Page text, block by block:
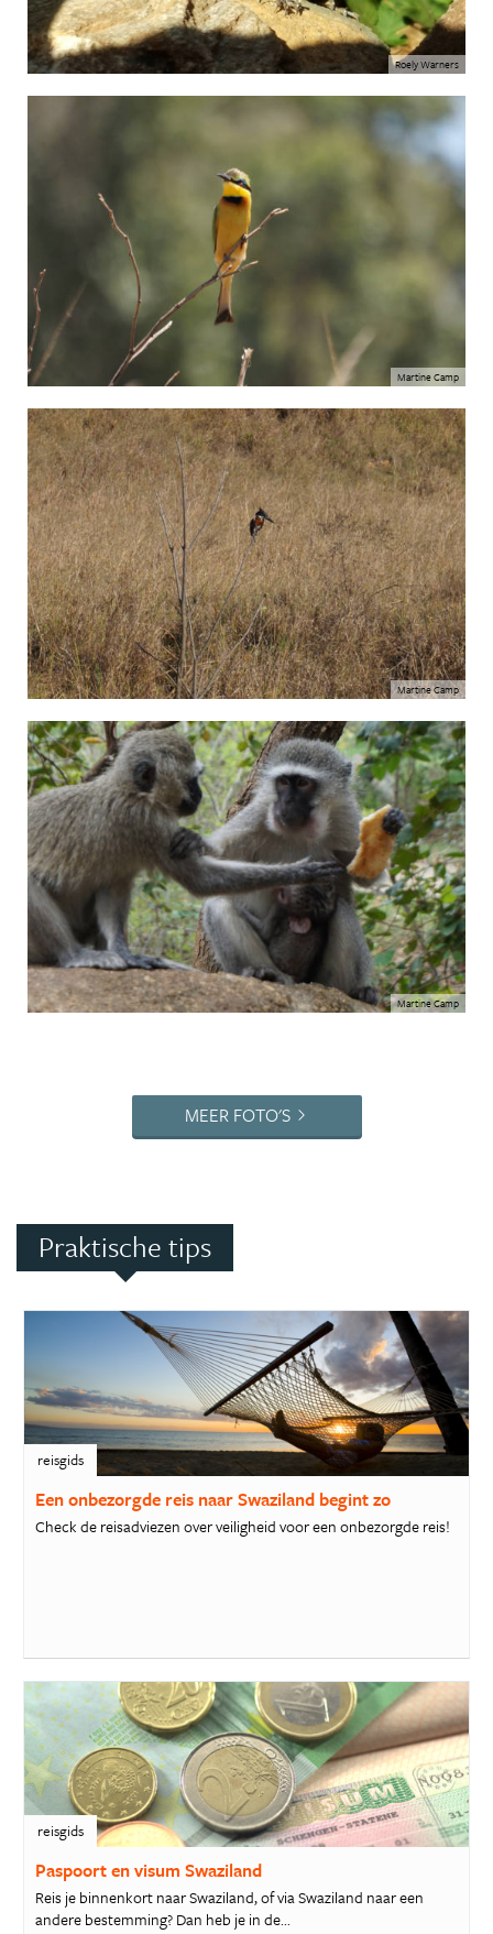
Roely Warners
Martine Camp
Martine Camp
Martine Camp
MEER FOTO'S
Praktische tips
reisgids
Een onbezorgde reis naar Swaziland begint zo
Check de reisadviezen over veiligheid voor een onbezorgde reis!
reisgids
Paspoort en visum Swaziland
Reis je binnenkort naar Swaziland, of via Swaziland naar een
andere bestemming? Dan heb je in de...